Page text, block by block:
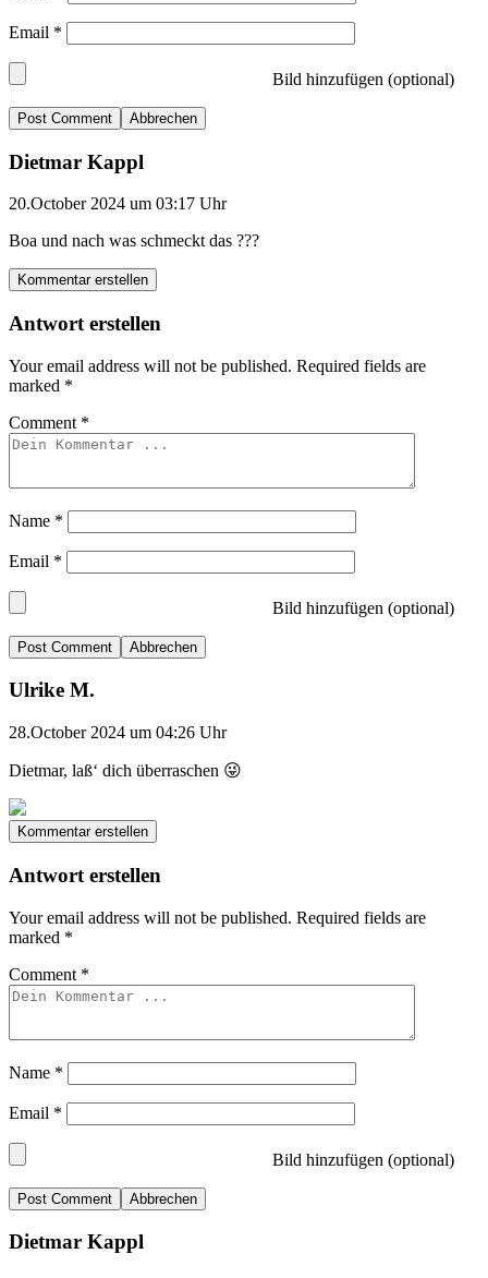
Email *
Bild hinzufügen (optional)
Abbrechen
Dietmar Kappl
20.October 2024 um 03:17 Uhr
Boa und nach was schmeckt das ???
Kommentar erstellen
Antwort erstellen
Your email address will not be published. Required fields are
marked *
Comment *
Name *
Email *
Bild hinzufügen (optional)
Abbrechen
Ulrike M.
28.October 2024 um 04:26 Uhr
Dietmar, laß‘ dich überraschen 😜
Kommentar erstellen
Antwort erstellen
Your email address will not be published. Required fields are
marked *
Comment *
Name *
Email *
Bild hinzufügen (optional)
Abbrechen
Dietmar Kappl